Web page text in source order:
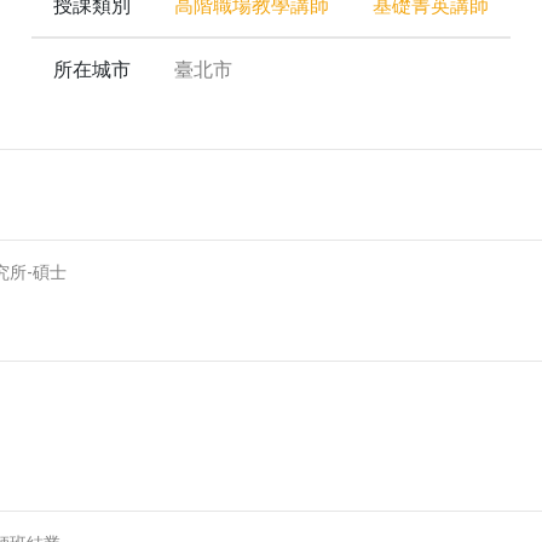
授課類別 高階職場教學講師 基礎菁英講師
所在城市 臺北市
所-碩士